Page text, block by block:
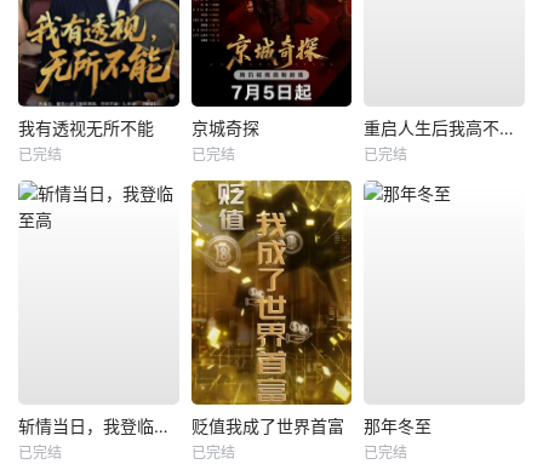
我有透视无所不能
已完结
京城奇探
已完结
重启人生后我高不可攀
已完结
斩情当日，我登临至高
已完结
贬值我成了世界首富
已完结
那年冬至
已完结